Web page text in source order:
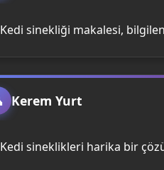
Kedi sinekliği makalesi,
Kerem Yurt
Kedi sineklikleri harika bir